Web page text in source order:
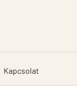
Kapcsolat